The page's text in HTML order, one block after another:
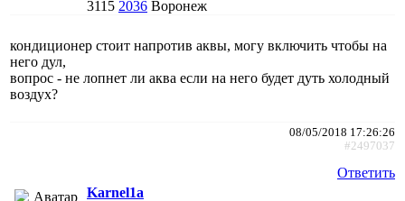
3115 2036 Воронеж
кондиционер стоит напротив аквы, могу включить чтобы на
него дул,
вопрос - не лопнет ли аква если на него будет дуть холодный
воздух?
08/05/2018 17:26:26
#2497037
Ответить
Karnel1a